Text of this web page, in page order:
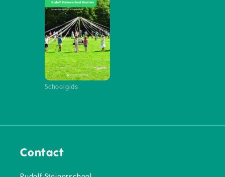
Schoolgids
Contact